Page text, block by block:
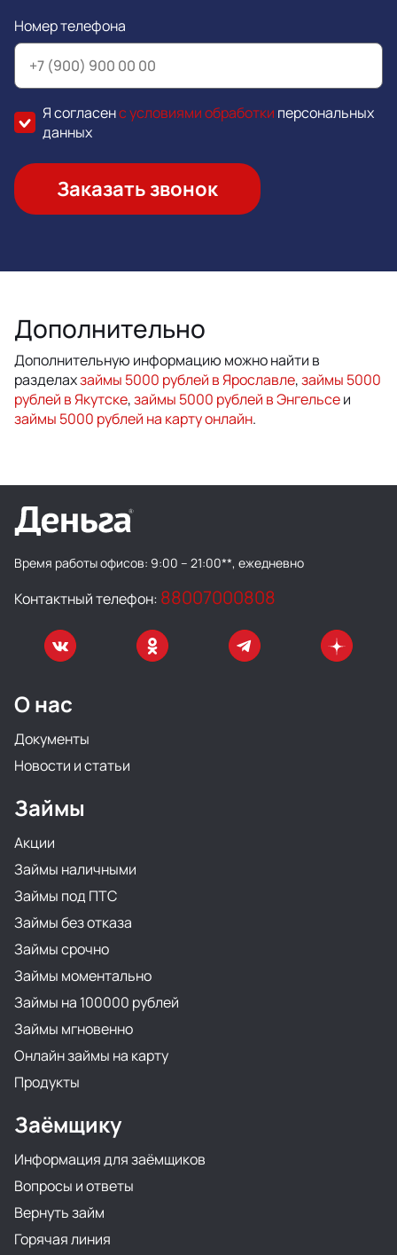
Номер телефона
Я согласенс условиями обработки персональных
данных
Заказать звонок
Дополнительно
Дополнительную информацию можно найти в
разделахзаймы 5000 рублей в Ярославле,займы 5000
рублей в Якутске,займы 5000 рублей в Энгельсеи
займы 5000 рублей на карту онлайн.
Время работы офисов: 9:00 – 21:00**, ежедневно
Контактный телефон: 88007000808
О нас
Документы
Новости и статьи
Займы
Акции
Займы наличными
Займы под ПТС
Займы без отказа
Займы срочно
Займы моментально
Займы на 100000 рублей
Займы мгновенно
Онлайн займы на карту
Продукты
Заёмщику
Информация для заёмщиков
Вопросы и ответы
Вернуть займ
Горячая линия